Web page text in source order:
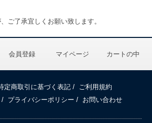
ご了承宜しくお願い致します。
会員登録 マイページ カートの中
定商取引に基づく表記 /
ご利用規約
/ プライバシーポリシー / お問い合わせ